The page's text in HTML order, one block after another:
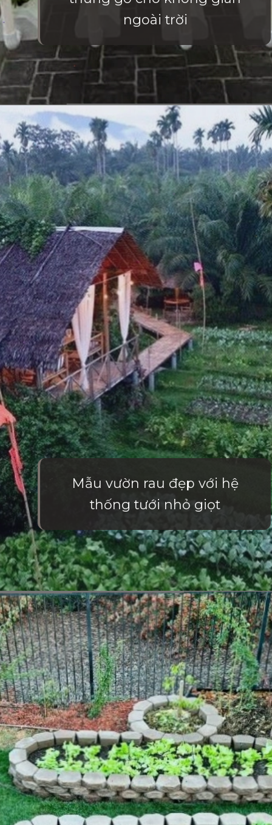
ngoài trời
Đang mở https://vietnamxua.edu.vn/mau-vuon-rau-dep-tai-nha
Mẫu vườn rau đẹp với hệ
thống tưới nhỏ giọt
Đang mở https://vietnamxua.edu.vn/mau-vuon-rau-dep-tai-nha